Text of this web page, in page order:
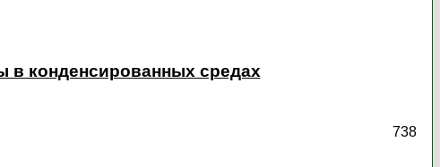
в конденсированных средах
738